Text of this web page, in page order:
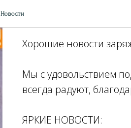
НовостиЯркие новости
Хорошие новости
Мы с удовольствием
всегда радуют,
ЯРКИЕ НОВОСТИ: